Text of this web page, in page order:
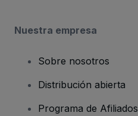
Nuestra empresa
Sobre nosotros
Distribución abierta
Programa de Afiliados